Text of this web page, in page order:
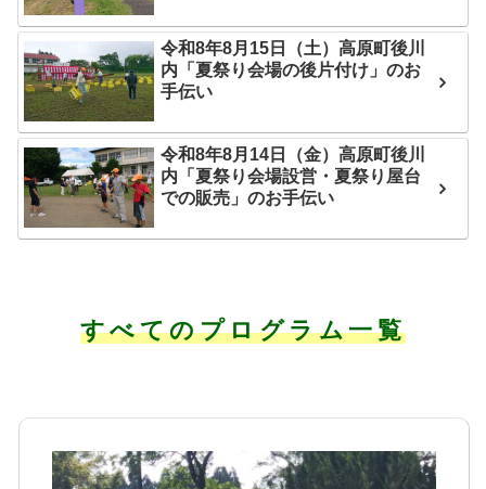
令和8年8月15日（土）高原町後川
内「夏祭り会場の後片付け」のお
手伝い
令和8年8月14日（金）高原町後川
内「夏祭り会場設営・夏祭り屋台
での販売」のお手伝い
すべてのプログラム一覧